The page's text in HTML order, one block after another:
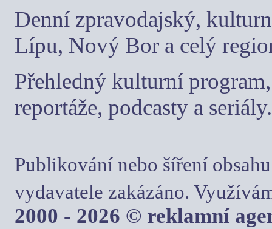
Denní zpravodajský,
Lípu, Nový Bor a celý
Přehledný kulturní
reportáže, podcasty a seriály.
Publikování nebo šíření
vydavatele zakázáno.
2000 - 2026 © reklamní